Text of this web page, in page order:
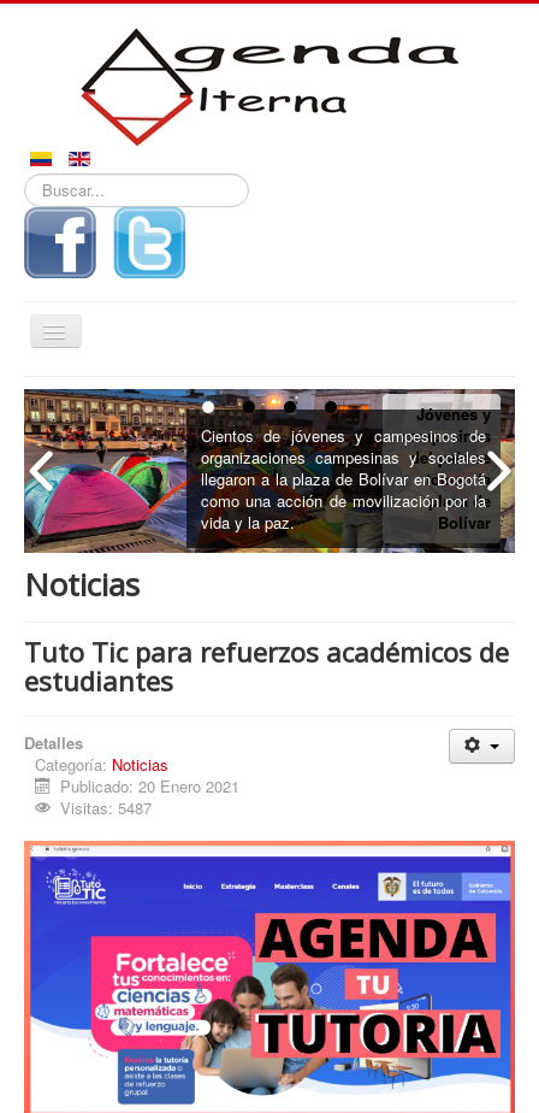
Buscar...
Alternar
navegación
Inicio
Noticias
Derechos
Reportajes
Procesos
Cultura
Región
Multimedia
Jóvenes y
campesinos
del país se
toman la
plaza de
Bolívar
Cientos de jóvenes y campesinos de
organizaciones campesinas y sociales
llegaron a la plaza de Bolívar en Bogotá
como una acción de movilización por la
vida y la paz.
Noticias
Tuto Tic para refuerzos académicos de
estudiantes
Detalles
Categoría: Noticias
Publicado: 20 Enero 2021
Visitas: 5487